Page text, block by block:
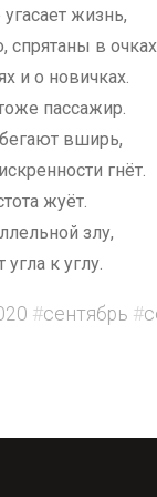
жизнь,
спрятаны в очках
и о новичках.
пассажир.
вширь,
гнёт.
жуёт.
злу,
к углу.
#сентябрь #